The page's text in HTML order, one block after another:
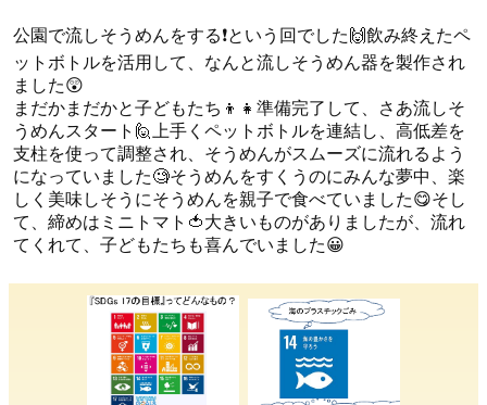
公園で流しそうめんをする❗という回でした🙌飲み終えたペ
ットボトルを活用して、なんと流しそうめん器を製作され
ました😲
まだかまだかと子どもたち👦👧準備完了して、さあ流しそ
うめんスタート🙋上手くペットボトルを連結し、高低差を
支柱を使って調整され、そうめんがスムーズに流れるよう
になっていました🧐そうめんをすくうのにみんな夢中、楽
しく美味しそうにそうめんを親子で食べていました😋そし
て、締めはミニトマト🍅大きいものがありましたが、流れ
てくれて、子どもたちも喜んでいました😀